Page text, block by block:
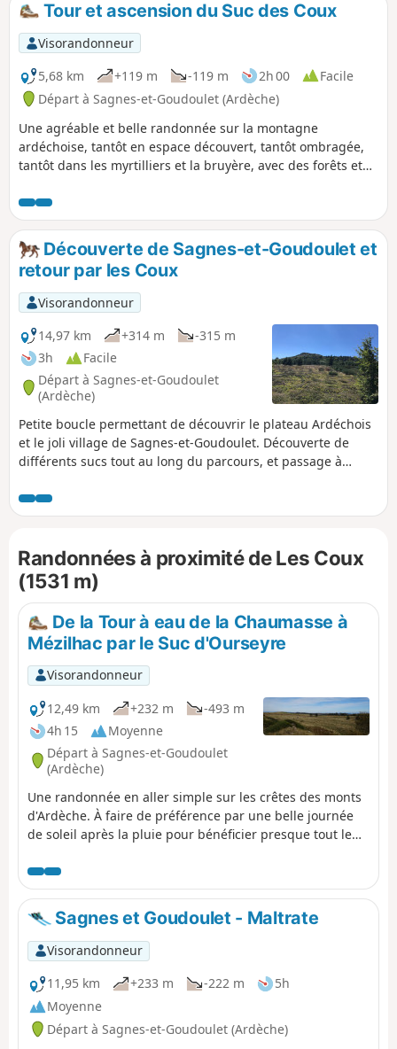
p
Tour et ascension du Suc des Coux
Visorandonneur
5,68 km
+119 m -119 m 2h 00
Facile
Départ à Sagnes-et-Goudoulet (Ardèche)
Une agréable et belle randonnée sur la montagne
ardéchoise, tantôt en espace découvert, tantôt ombragée,
tantôt dans les myrtilliers et la bruyère, avec des forêts et
à 360° si on en fait l'ascension : de nombreux sucs s'offrent
à la vue outre le Mézenc, le Gerbier des Joncs, etc.
Découverte de Sagnes-et-Goudoulet et
retour par les Coux
Visorandonneur
14,97 km
+314 m
-315 m
3h
Facile
Départ à Sagnes-et-Goudoulet
(Ardèche)
Petite boucle permettant de découvrir le plateau Ardéchois
et le joli village de Sagnes-et-Goudoulet. Découverte de
différents sucs tout au long du parcours, et passage à
Bourlatier sur le retour. Diversité des paysages et
découverte des activités agricoles de la région qui garde
hésitation !!!
Randonnées à proximité de Les Coux
(1531 m)
De la Tour à eau de la Chaumasse à
Mézilhac par le Suc d'Ourseyre
Visorandonneur
12,49 km
+232 m
-493 m
4h 15
Moyenne
Départ à Sagnes-et-Goudoulet
(Ardèche)
Une randonnée en aller simple sur les crêtes des monts
d'Ardèche. À faire de préférence par une belle journée
de soleil après la pluie pour bénéficier presque tout le
Blanc au Ventoux.
Sagnes et Goudoulet - Maltrate
Visorandonneur
11,95 km
+233 m -222 m
5h
Moyenne
Départ à Sagnes-et-Goudoulet (Ardèche)